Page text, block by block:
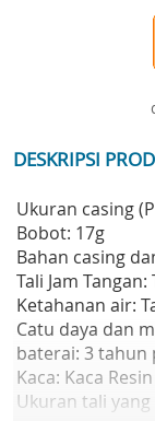
DESKRIPSI
Ukuran casing
Bobot: 17g
Bahan casing
Tali Jam
Ketahanan air:
Catu daya dan
baterai: 3 tahun
Kaca: Kaca Resin
Ukuran tali